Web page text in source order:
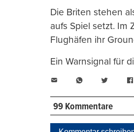
Die Briten stehen
aufs Spiel setzt. Im
Flughäfen ihr
Ein Warnsignal für
WhatsAppTwitter
99 Kommentare